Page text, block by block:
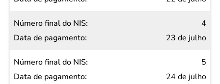
4
23 de julho
5
24 de julho